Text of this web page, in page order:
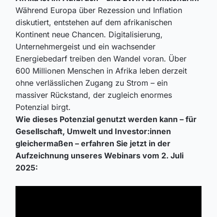
Während Europa über Rezession und Inflation
diskutiert, entstehen auf dem afrikanischen
Kontinent neue Chancen. Digitalisierung,
Unternehmergeist und ein wachsender
Energiebedarf treiben den Wandel voran. Über
600 Millionen Menschen in Afrika leben derzeit
ohne verlässlichen Zugang zu Strom – ein
massiver Rückstand, der zugleich enormes
Potenzial birgt.
Wie dieses Potenzial genutzt werden kann – für
Gesellschaft, Umwelt und Investor:innen
gleichermaßen – erfahren Sie jetzt in der
Aufzeichnung unseres Webinars vom 2. Juli
2025: